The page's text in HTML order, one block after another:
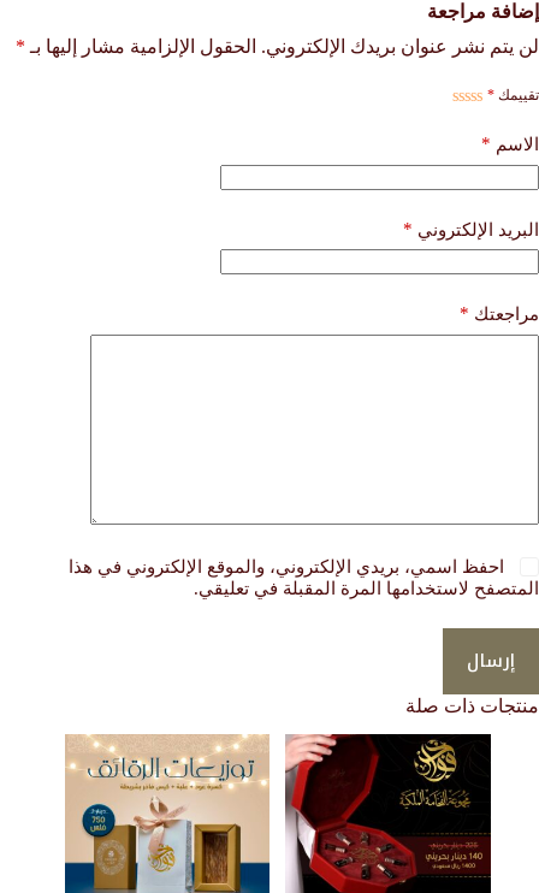
إضافة مراجعة
لن يتم نشر عنوان بريدك الإلكتروني. الحقول الإلزامية مشار إليها بـ *
تقييمك *
الاسم *
البريد الإلكتروني *
مراجعتك *
احفظ اسمي، بريدي الإلكتروني، والموقع الإلكتروني في هذا
المتصفح لاستخدامها المرة المقبلة في تعليقي.
إرسال
منتجات ذات صلة